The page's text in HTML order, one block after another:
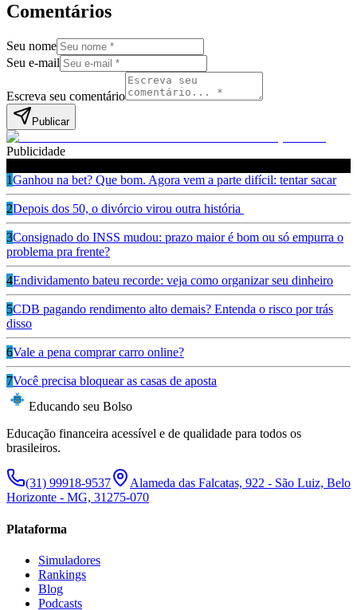
Comentários
Seu nome
Seu e-mail
Escreva seu comentário
Publicar
Publicidade
1Ganhou na bet? Que bom. Agora vem a parte difícil: tentar sacar
2Depois dos 50, o divórcio virou outra história
3Consignado do INSS mudou: prazo maior é bom ou só empurra o
problema pra frente?
4Endividamento bateu recorde: veja como organizar seu dinheiro
5CDB pagando rendimento alto demais? Entenda o risco por trás
disso
6Vale a pena comprar carro online?
7Você precisa bloquear as casas de aposta
Educando seu Bolso
Educação financeira acessível e de qualidade para todos os
brasileiros.
(31) 99918-9537
Alameda das Falcatas, 922 - São Luiz, Belo
Horizonte - MG, 31275-070
Plataforma
Simuladores
Rankings
Blog
Podcasts